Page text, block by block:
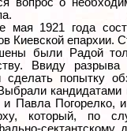
вопрос о
мая 1921 года
Киевской епархии.
были Радой
Ввиду
сделать попытку
кандидатами
Павла Погорелко,
который, по